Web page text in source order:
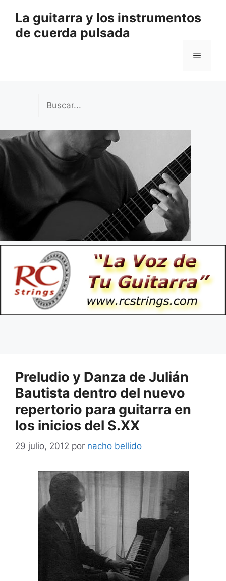
contenido
La guitarra y los instrumentos
de cuerda pulsada
Menú
Preludio y Danza de Julián
Bautista dentro del nuevo
repertorio para guitarra en
los inicios del S.XX
29 julio, 2012 por nacho bellido